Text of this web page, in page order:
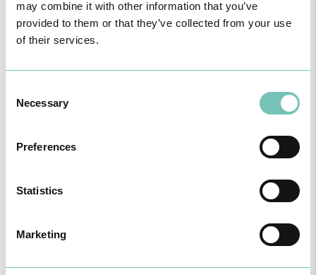
may combine it with other information that you’ve
provided to them or that they’ve collected from your use
of their services.
Selection
Necessary
Preferences
Statistics
Marketing
Para cuidar de si no Algarve, Alentejo e Madeira